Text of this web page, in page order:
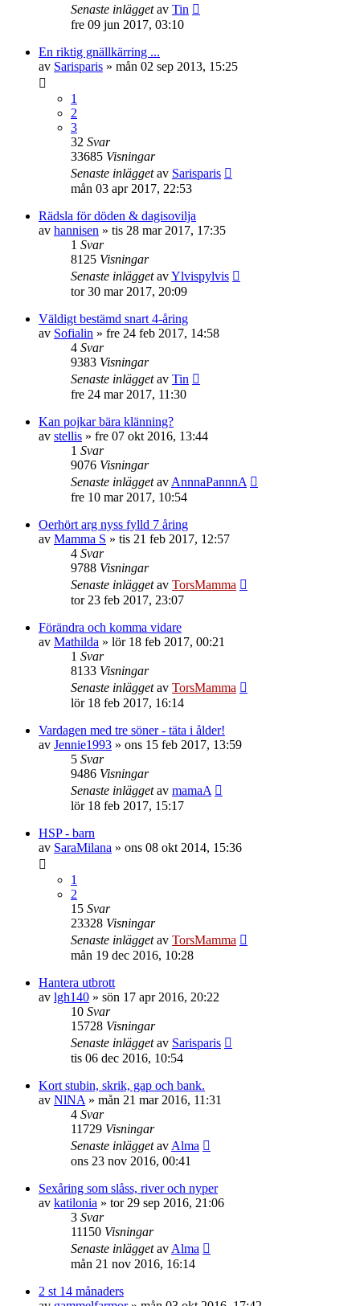
Senaste inläggetav Tin
fre 09 jun 2017, 03:10
En riktig gnällkärring ...
av Sarisparis » mån 02 sep 2013, 15:25
1
2
3
32 Svar
33685 Visningar
Senaste inläggetav Sarisparis
mån 03 apr 2017, 22:53
Rädsla för döden & dagisovilja
av hannisen » tis 28 mar 2017, 17:35
1 Svar
8125 Visningar
Senaste inläggetavYlvispylvis
tor 30 mar 2017, 20:09
Väldigt bestämd snart 4-åring
av Sofialin » fre 24 feb 2017, 14:58
4 Svar
9383 Visningar
Senaste inläggetav Tin
fre 24 mar 2017, 11:30
Kan pojkar bära klänning?
av stellis » fre 07 okt 2016, 13:44
1 Svar
9076 Visningar
Senaste inläggetav AnnnaPannnA
fre 10 mar 2017, 10:54
Oerhört arg nyss fylld 7 åring
av Mamma S » tis 21 feb 2017, 12:57
4 Svar
9788 Visningar
Senaste inläggetav TorsMamma
tor 23 feb 2017, 23:07
Förändra och komma vidare
av Mathilda » lör 18 feb 2017, 00:21
1 Svar
8133 Visningar
Senaste inläggetav TorsMamma
lör 18 feb 2017, 16:14
Vardagen med tre söner - täta i ålder!
av Jennie1993 » ons 15 feb 2017, 13:59
5 Svar
9486 Visningar
Senaste inläggetav mamaA
lör 18 feb 2017, 15:17
HSP - barn
av SaraMilana » ons 08 okt 2014, 15:36
1
2
15 Svar
23328 Visningar
Senaste inläggetav TorsMamma
mån 19 dec 2016, 10:28
Hantera utbrott
av lgh140 » sön 17 apr 2016, 20:22
10 Svar
15728 Visningar
Senaste inläggetav Sarisparis
tis 06 dec 2016, 10:54
Kort stubin, skrik, gap och bank.
av NlNA » mån 21 mar 2016, 11:31
4 Svar
11729 Visningar
Senaste inläggetav Alma
ons 23 nov 2016, 00:41
Sexåring som slåss, river och nyper
av katilonia » tor 29 sep 2016, 21:06
3 Svar
11150 Visningar
Senaste inläggetav Alma
mån 21 nov 2016, 16:14
2 st 14 månaders